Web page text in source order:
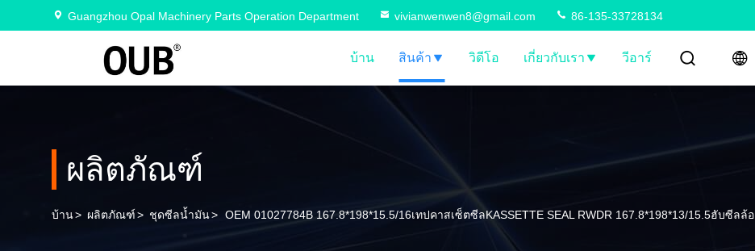
Guangzhou Opal Machinery Parts Operation Department vivianwenwen8@gmail.com 86-135-33728134
บ้าน สินค้า วิดีโอ เกี่ยวกับเรา วีอาร์
ผลิตภัณฑ์
บ้าน> ผลิตภัณฑ์> ชุดซีลน้ำมัน> OEM 01027784B 167.8*198*15.5/16เทปคาสเซ็ตซีลKASSETTE SEAL RWDR 167.8*198*13/15.5ฮับซีลล้อ